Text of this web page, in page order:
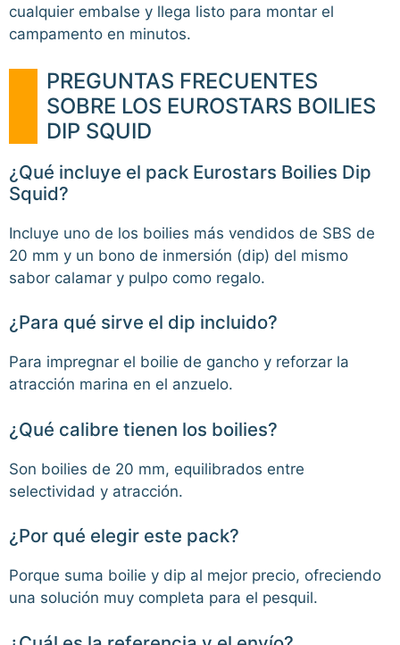
cualquier embalse y llega listo para montar el
campamento en minutos.
PREGUNTAS FRECUENTES
SOBRE LOS EUROSTARS BOILIES
DIP SQUID
¿Qué incluye el pack Eurostars Boilies Dip
Squid?
Incluye uno de los boilies más vendidos de SBS de
20 mm y un bono de inmersión (dip) del mismo
sabor calamar y pulpo como regalo.
¿Para qué sirve el dip incluido?
Para impregnar el boilie de gancho y reforzar la
atracción marina en el anzuelo.
¿Qué calibre tienen los boilies?
Son boilies de 20 mm, equilibrados entre
selectividad y atracción.
¿Por qué elegir este pack?
Porque suma boilie y dip al mejor precio, ofreciendo
una solución muy completa para el pesquil.